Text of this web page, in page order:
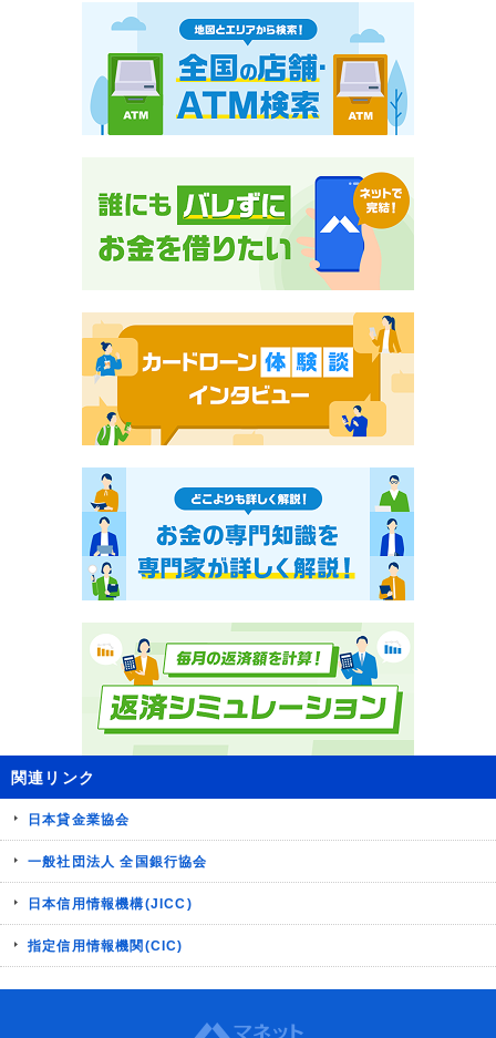
関連リンク
日本貸金業協会
一般社団法人 全国銀行協会
日本信用情報機構(JICC)
指定信用情報機関(CIC)